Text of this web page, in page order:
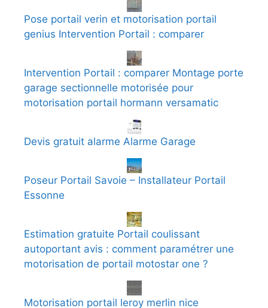
Pose portail verin et motorisation portail
genius Intervention Portail : comparer
Intervention Portail : comparer Montage porte
garage sectionnelle motorisée pour
motorisation portail hormann versamatic
Devis gratuit alarme Alarme Garage
Poseur Portail Savoie – Installateur Portail
Essonne
Estimation gratuite Portail coulissant
autoportant avis : comment paramétrer une
motorisation de portail motostar one ?
Motorisation portail leroy merlin nice